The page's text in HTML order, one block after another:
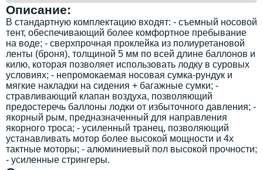
Описание:
В стандартную комплектацию входят: - съемный носовой
тент, обеспечивающий более комфортное пребывание
на воде; - сверхпрочная проклейка из полиуретановой
ленты (броня), толщиной 5 мм по всей длине баллонов и
килю, которая позволяет использовать лодку в суровых
условиях; - непромокаемая носовая сумка-рундук и
мягкие накладки на сидения + багажные сумки; -
стравливающий клапан воздуха, позволяющий
предостеречь баллоны лодки от избыточного давления; -
якорный рым, предназначенный для направления
якорного троса; - усиленный транец, позволяющий
устанавливать мотор более высокой мощности и 4х
тактные моторы; - алюминиевый пол высокой прочности;
- усиленные стрингеры.